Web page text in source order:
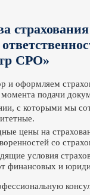
страхования
СРО»
и оформляем
момента подачи
с которыми мы
цены на
со
условия
финансовых и